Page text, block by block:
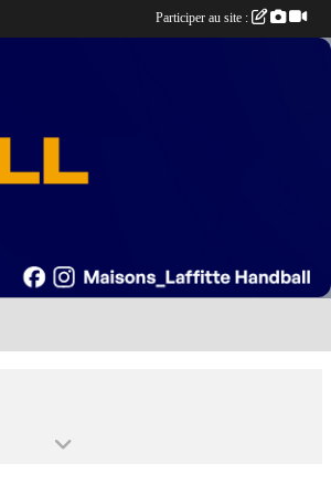
Participer au site :